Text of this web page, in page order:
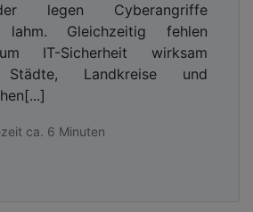
legen Cyberangriffe
lahm. Gleichzeitig fehlen
IT-Sicherheit wirksam
Städte, Landkreise und
ca. 6 Minuten